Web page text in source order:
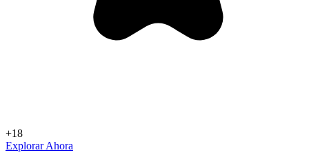
+18
Explorar Ahora